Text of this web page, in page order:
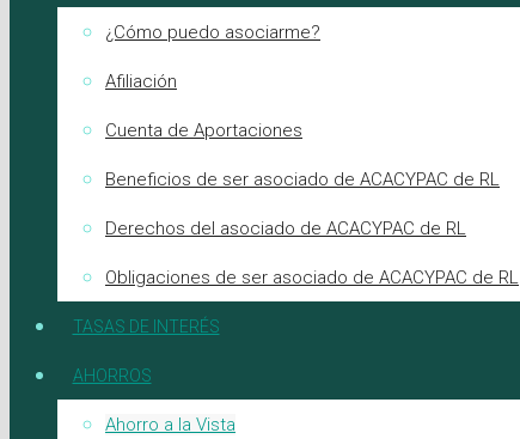
¿Cómo puedo asociarme?
Afiliación
Cuenta de Aportaciones
Beneficios de ser asociado de ACACYPAC de RL
Derechos del asociado de ACACYPAC de RL
Obligaciones de ser asociado de ACACYPAC de RL
TASAS DE INTERÉS
AHORROS
Ahorro a la Vista